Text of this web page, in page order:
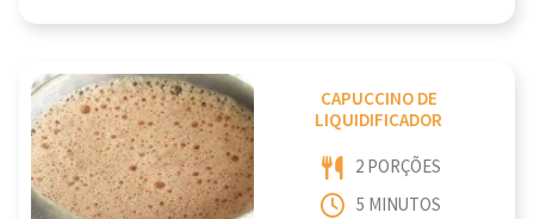
CAPUCCINO DE
LIQUIDIFICADOR
2 PORÇÕES
5 MINUTOS